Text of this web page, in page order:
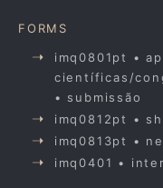
FORMS
imq0801pt •
científicas/
• submissão
imq0812pt •
imq0813pt •
imq0401 •